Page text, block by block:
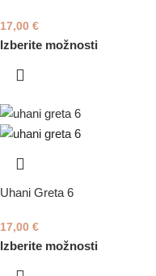
17,00 €
Izberite možnosti
Uhani Greta 6
17,00 €
Izberite možnosti